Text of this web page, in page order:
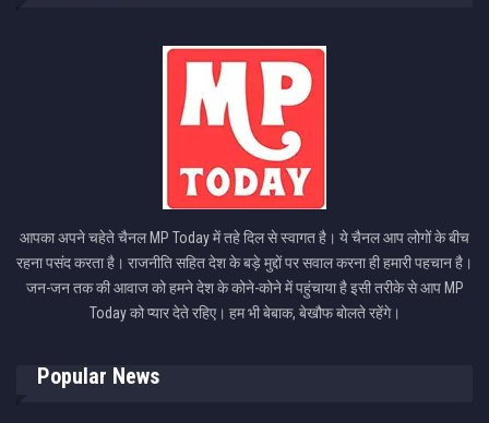
आपका अपने चहेते चैनल MP Today में तहे दिल से स्वागत है। ये चैनल आप लोगों के बीच
रहना पसंद करता है। राजनीति सहित देश के बड़े मुद्दों पर सवाल करना ही हमारी पहचान है।
जन-जन तक की आवाज को हमने देश के कोने-कोने में पहुंचाया है इसी तरीके से आप MP
Today को प्यार देते रहिए। हम भी बेबाक, बेखौफ बोलते रहेंगे।
Popular News